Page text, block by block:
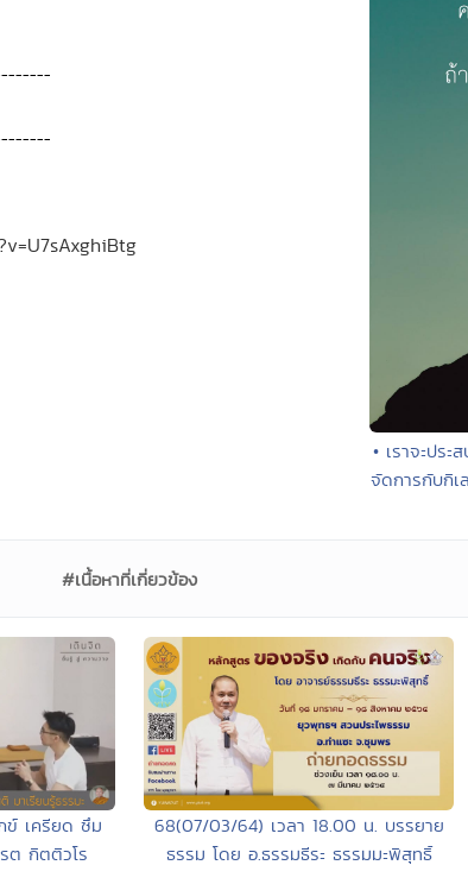
• เราจะประ
จัดการกับกิเ
#เนื้อหาที่เกี่ยวข้อง
ข์ เครียด ซึม
ต กิตติวโร
68(07/03/64) เวลา 18.00 น. บรรยาย
ธรรม โดย อ.ธรรมธีระ ธรรมมะพิสุทธิ์